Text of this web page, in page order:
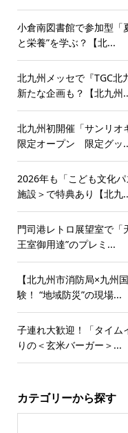
小倉南図書館で参加型
と栄養”を学ぶ？【北...
北九州メッセで『TGC
新たな企画も？【北九州
北九州初開催「サンリオ
限定オープン 限定グッ
2026年も「こども文化
施設＞で特典あり【北九
門司港レトロ展望室で
王室御用達”のプレミ...
【北九州市消防局×九州
験！ “地域防災”の現場...
子連れ大歓迎！「タイ
りの＜玄米バーガー＞...
カテゴリーから探す